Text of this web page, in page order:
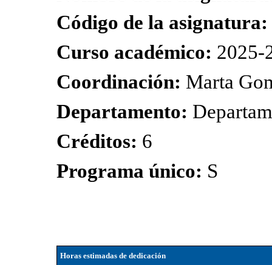
Código de la
Curso académico: 2025-
Coordinación: Marta
Departamento:
Créditos: 6
Programa único: S
Horas estimadas de dedicación